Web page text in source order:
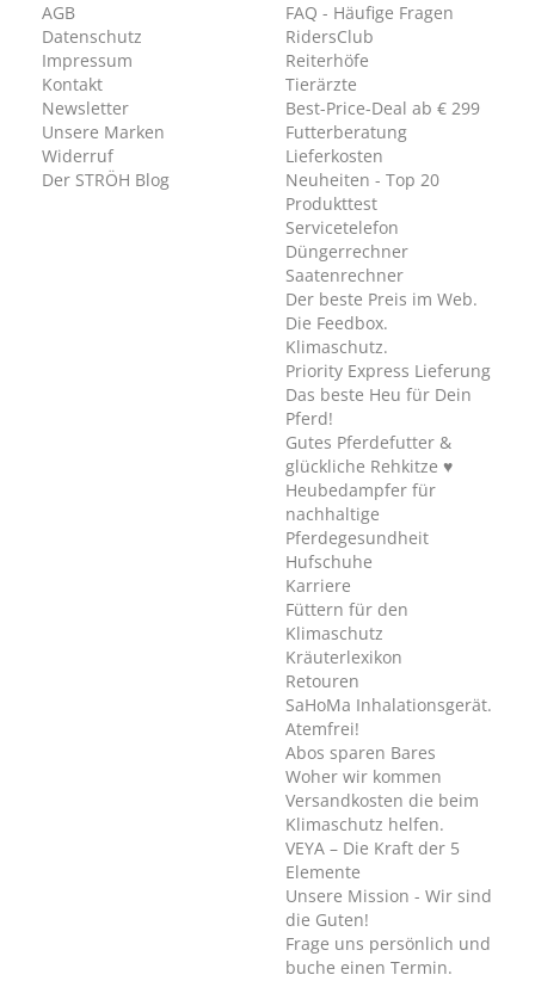
AGB
Datenschutz
Impressum
Kontakt
Newsletter
Unsere Marken
Widerruf
Der STRÖH Blog
FAQ - Häufige Fragen
RidersClub
Reiterhöfe
Tierärzte
Best-Price-Deal ab € 299
Futterberatung
Lieferkosten
Neuheiten - Top 20
Produkttest
Servicetelefon
Düngerrechner
Saatenrechner
Der beste Preis im Web.
Die Feedbox.
Klimaschutz.
Priority Express Lieferung
Das beste Heu für Dein
Pferd!
Gutes Pferdefutter &
glückliche Rehkitze ♥
Heubedampfer für
nachhaltige
Pferdegesundheit
Hufschuhe
Karriere
Füttern für den
Klimaschutz
Kräuterlexikon
Retouren
SaHoMa Inhalationsgerät.
Atemfrei!
Abos sparen Bares
Woher wir kommen
Versandkosten die beim
Klimaschutz helfen.
VEYA – Die Kraft der 5
Elemente
Unsere Mission - Wir sind
die Guten!
Frage uns persönlich und
buche einen Termin.